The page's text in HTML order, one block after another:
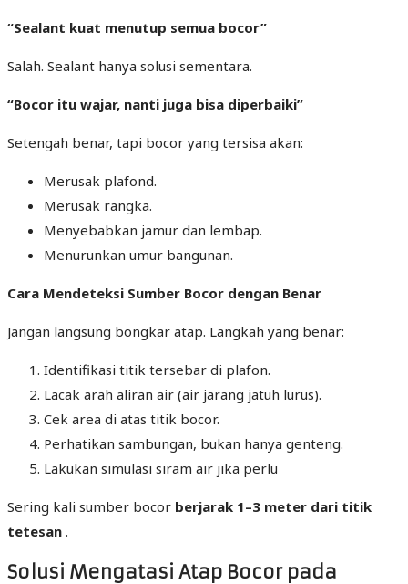
“Sealant kuat menutup semua bocor”
Salah. Sealant hanya solusi sementara.
“Bocor itu wajar, nanti juga bisa diperbaiki”
Setengah benar, tapi bocor yang tersisa akan:
Merusak plafond.
Merusak rangka.
Menyebabkan jamur dan lembap.
Menurunkan umur bangunan.
Cara Mendeteksi Sumber Bocor dengan Benar
Jangan langsung bongkar atap. Langkah yang benar:
Identifikasi titik tersebar di plafon.
Lacak arah aliran air (air jarang jatuh lurus).
Cek area di atas titik bocor.
Perhatikan sambungan, bukan hanya genteng.
Lakukan simulasi siram air jika perlu
Sering kali sumber bocor berjarak 1–3 meter dari titik
tetesan .
Solusi Mengatasi Atap Bocor pada